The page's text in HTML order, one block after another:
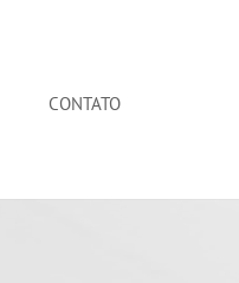
CONTATO